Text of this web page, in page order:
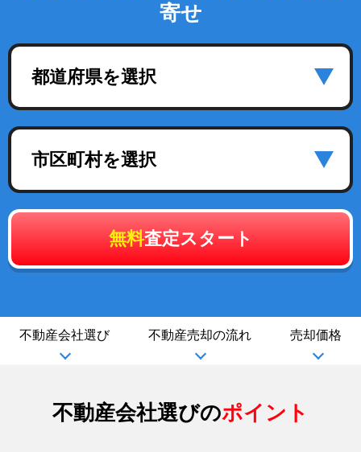
寄せ
都道府県を選択
市区町村を選択
無料査定スタート
不動産会社選び 不動産売却の流れ 売却価格
不動産会社選びのポイント